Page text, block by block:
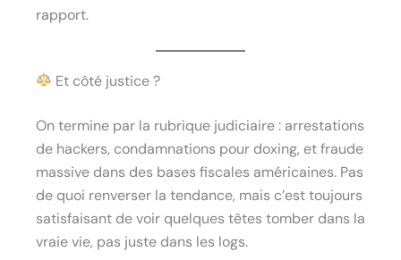
rapport.
Et côté justice ?
On termine par la rubrique judiciaire : arrestations
de hackers, condamnations pour doxing, et fraude
massive dans des bases fiscales américaines. Pas
de quoi renverser la tendance, mais c’est toujours
satisfaisant de voir quelques têtes tomber dans la
vraie vie, pas juste dans les logs.